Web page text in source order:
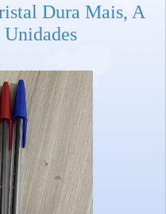
Dura Mais, A